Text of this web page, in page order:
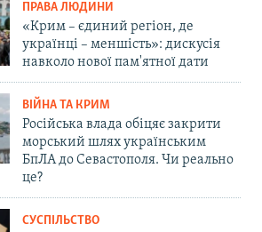
ПРАВА ЛЮДИНИ
«Крим – єдиний регіон, де
українці – меншість»: дискусія
навколо нової пам'ятної дати
ВІЙНА ТА КРИМ
Російська влада обіцяє закрити
морський шлях українським
БпЛА до Севастополя. Чи реально
це?
СУСПІЛЬСТВО